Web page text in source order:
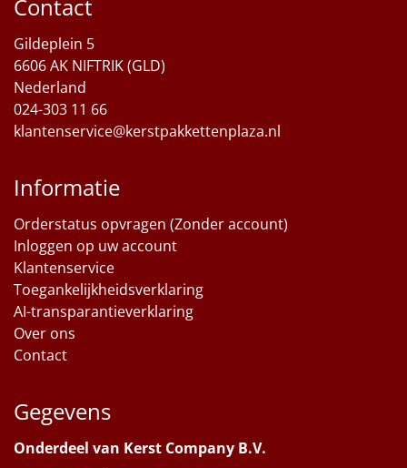
Particulier
Kerstgeschenken 2026
Per stuk
Alle overige
Contact
Gildeplein 5
6606 AK NIFTRIK (GLD)
Nederland
024-303 11 66
klantenservice@kerstpakkettenplaza.nl
Informatie
Orderstatus opvragen (Zonder account)
Inloggen op uw account
Klantenservice
Toegankelijkheidsverklaring
AI-transparantieverklaring
Over ons
Contact
Gegevens
Onderdeel van Kerst Company B.V.